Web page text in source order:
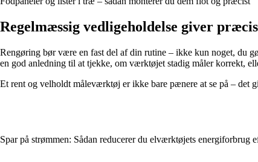
Regelmæssig vedligeholdelse giver
Rengøring bør være en fast del af din rutine – ikke kun noget, du
en god anledning til at tjekke, om værktøjet stadig måler korrekt,
Et rent og velholdt måleværktøj er ikke bare pænere at se på – det
Spar på strømmen: Sådan reducerer du elværktøjets energiforbrug